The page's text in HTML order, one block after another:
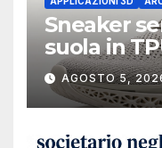
Sneaker
suola in
AGOSTO 5,